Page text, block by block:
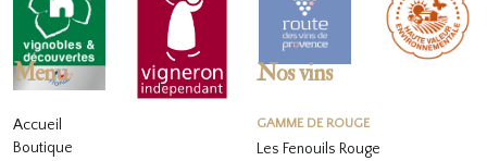
Menu
Accueil
Boutique
Nos vins
GAMME DE ROUGE
Les Fenouils Rouge